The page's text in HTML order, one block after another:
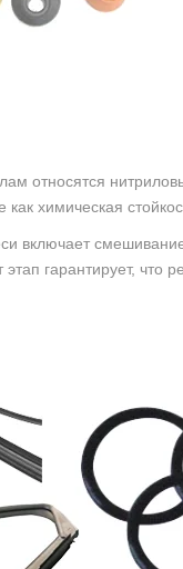
относятся
химическая
включает
гарантирует, что